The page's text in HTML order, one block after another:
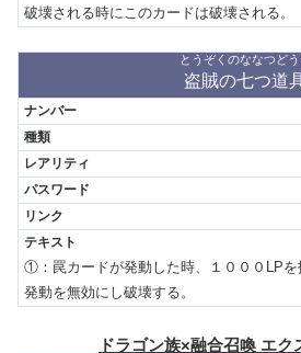
破壊される時にこのカードは破壊される。
とうぞくのななつどう
盗賊の七つ道
①：罠カードが発動した時、１０００LP
発動を無効にし破壊する。
ドラゴン族×融合召喚 エク